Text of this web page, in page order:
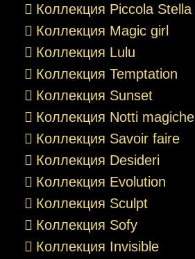
Коллекция Piccola Stella
Коллекция Magic girl
Коллекция Lulu
Коллекция Temptation
Коллекция Sunset
Коллекция Notti magiche
Коллекция Savoir faire
Коллекция Desideri
Коллекция Evolution
Коллекция Sculpt
Коллекция Sofy
Коллекция Invisible